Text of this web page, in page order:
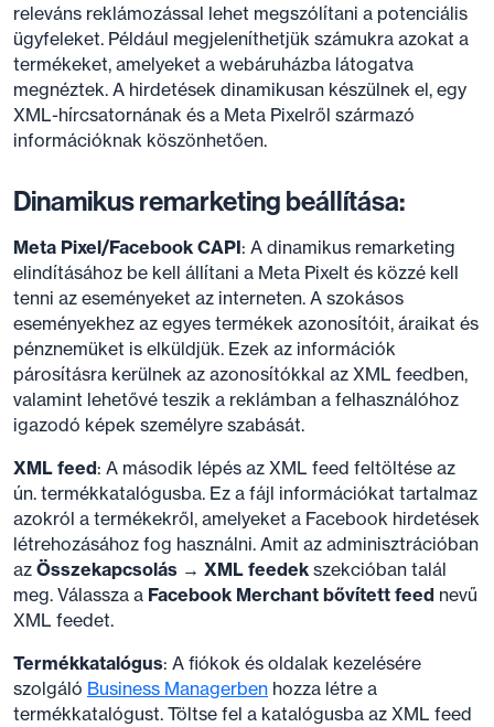
releváns reklámozással lehet megszólítani a potenciális
ügyfeleket. Például megjeleníthetjük számukra azokat a
termékeket, amelyeket a webáruházba látogatva
megnéztek. A hirdetések dinamikusan készülnek el, egy
XML-hírcsatornának és a Meta Pixelről származó
információknak köszönhetően.
Dinamikus remarketing beállítása:
Meta Pixel/Facebook CAPI: A dinamikus remarketing
elindításához be kell állítani a Meta Pixelt és közzé kell
tenni az eseményeket az interneten. A szokásos
eseményekhez az egyes termékek azonosítóit, áraikat és
pénznemüket is elküldjük. Ezek az információk
párosításra kerülnek az azonosítókkal az XML feedben,
valamint lehetővé teszik a reklámban a felhasználóhoz
igazodó képek személyre szabását.
XML feed: A második lépés az XML feed feltöltése az
ún. termékkatalógusba. Ez a fájl információkat tartalmaz
azokról a termékekről, amelyeket a Facebook hirdetések
létrehozásához fog használni. Amit az adminisztrációban
az Összekapcsolás → XML feedek szekcióban talál
meg. Válassza a Facebook Merchant bővített feed nevű
XML feedet.
Termékkatalógus: A fiókok és oldalak kezelésére
szolgáló Business Managerben hozza létre a
termékkatalógust. Töltse fel a katalógusba az XML feed